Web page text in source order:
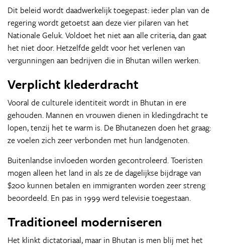
Dit beleid wordt daadwerkelijk toegepast: ieder plan van de
regering wordt getoetst aan deze vier pilaren van het
Nationale Geluk. Voldoet het niet aan alle criteria, dan gaat
het niet door. Hetzelfde geldt voor het verlenen van
vergunningen aan bedrijven die in Bhutan willen werken.
Verplicht klederdracht
Vooral de culturele identiteit wordt in Bhutan in ere
gehouden. Mannen en vrouwen dienen in kledingdracht te
lopen, tenzij het te warm is. De Bhutanezen doen het graag:
ze voelen zich zeer verbonden met hun landgenoten.
Buitenlandse invloeden worden gecontroleerd. Toeristen
mogen alleen het land in als ze de dagelijkse bijdrage van
$200 kunnen betalen en immigranten worden zeer streng
beoordeeld. En pas in 1999 werd televisie toegestaan.
Traditioneel moderniseren
Het klinkt dictatoriaal, maar in Bhutan is men blij met het